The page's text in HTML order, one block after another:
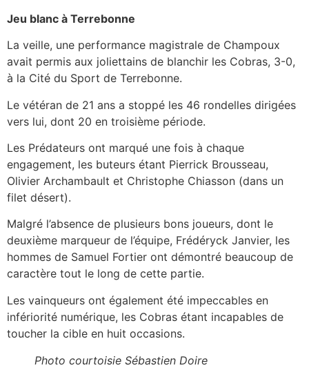
Jeu blanc à Terrebonne
La veille, une performance magistrale de Champoux
avait permis aux joliettains de blanchir les Cobras, 3-0,
à la Cité du Sport de Terrebonne.
Le vétéran de 21 ans a stoppé les 46 rondelles dirigées
vers lui, dont 20 en troisième période.
Les Prédateurs ont marqué une fois à chaque
engagement, les buteurs étant Pierrick Brousseau,
Olivier Archambault et Christophe Chiasson (dans un
filet désert).
Malgré l’absence de plusieurs bons joueurs, dont le
deuxième marqueur de l’équipe, Frédéryck Janvier, les
hommes de Samuel Fortier ont démontré beaucoup de
caractère tout le long de cette partie.
Les vainqueurs ont également été impeccables en
infériorité numérique, les Cobras étant incapables de
toucher la cible en huit occasions.
Photo courtoisie Sébastien Doire